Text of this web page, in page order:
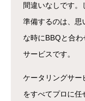
間違いなしです。
準備するのは、思
な時にBBQと合
サービスです。
ケータリングサー
をすべてプロに